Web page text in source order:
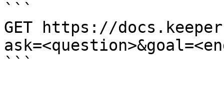
```
GET https://
```